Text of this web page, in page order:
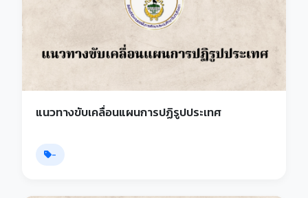
แนวทางขับเคลื่อนแผนการปฏิรูปประเทศ
-